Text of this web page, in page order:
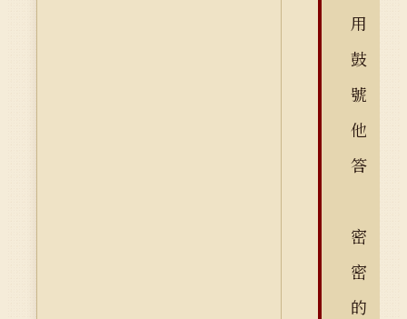
用
鼓
號
他
答
密
密
的